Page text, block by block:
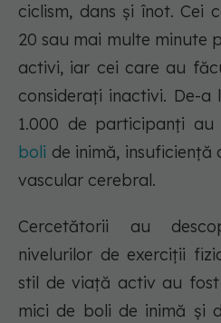
ciclism, dans și înot. Cei
20 sau mai multe minute
activi, iar cei care au
considerați inactivi. De-a
1.000 de participanți
boli de inimă,
vascular cerebral.
Cercetătorii au
nivelurilor de exerciții
stil de viață activ au
mici de boli de inimă și